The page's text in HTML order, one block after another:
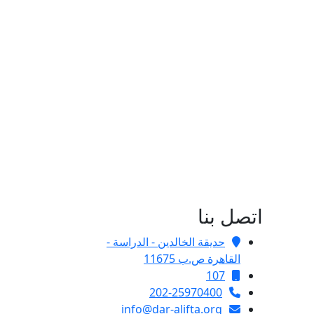
اتصل بنا
حديقة الخالدين - الدراسة -
القاهرة ص.ب 11675
107
202-25970400
info@dar-alifta.org